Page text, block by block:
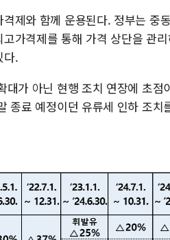
제와 함께 운용된다. 정부는 중
가격제를 통해 가격 상단을 관
다.
대가 아닌 현행 조치 연장에 초
종료 예정이던 유류세 인하 조